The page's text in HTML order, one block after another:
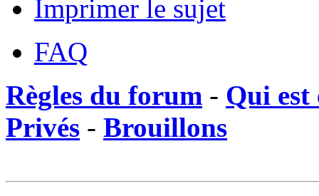
Imprimer le sujet
FAQ
Règles du forum - Qui est
Privés - Brouillons